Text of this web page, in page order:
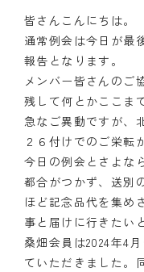
皆さんこんにちは。
通常例会は今日が最
報告となります。
メンバー皆さんのご
残して何とかここま
急なご異動ですが、
２６付けでのご栄転
今日の例会とさよな
都合がつかず、送別
ほど記念品代を集め
事と届けに行きたい
桑畑会員は2024年4
ていただきました。